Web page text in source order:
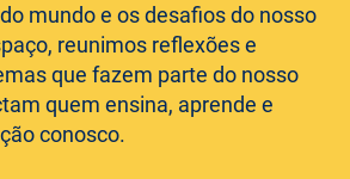
mundo e os desafios do nosso
reunimos reflexões e
que fazem parte do nosso
quem ensina, aprende e
conosco.